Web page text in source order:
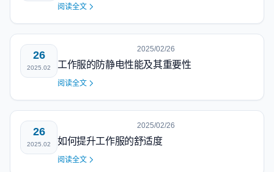
阅读全文
26
2025.02
2025/02/26
工作服的防静电性能及其重要性
阅读全文
26
2025.02
2025/02/26
如何提升工作服的舒适度
阅读全文